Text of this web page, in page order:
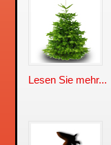
Lesen Sie mehr...